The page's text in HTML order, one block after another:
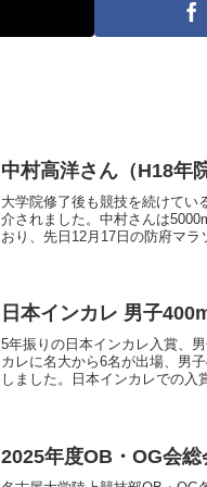
中村高洋さん（H18年
大学院修了後も競技を続けてい
介されました。中村さんは
おり、先日12月17日の防府マラ
日本インカレ 男子
5年振りの日本インカレ入賞、
カレに名大から6名が出場、男
しました。日本インカレでの入
2025年度OB・OG会